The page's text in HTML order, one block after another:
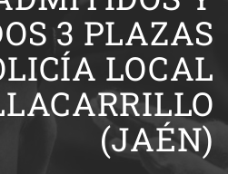
3 PLAZAS
LOCAL
(JAÉN)